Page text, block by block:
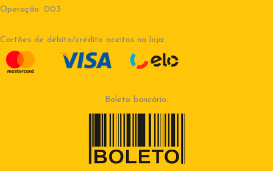
Operação: 003
Cartões de débito/crédito aceitos na loja:
Boleto bancário: